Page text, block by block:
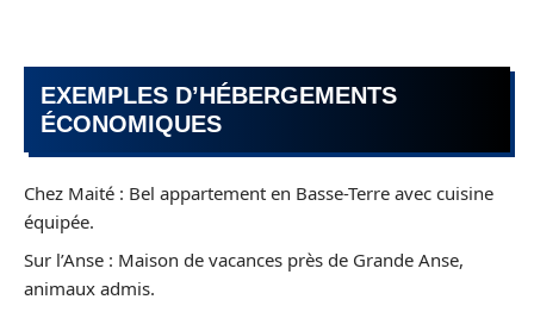
EXEMPLES D’HÉBERGEMENTS
ÉCONOMIQUES
Chez Maité : Bel appartement en Basse-Terre avec cuisine
équipée.
Sur l’Anse : Maison de vacances près de Grande Anse,
animaux admis.